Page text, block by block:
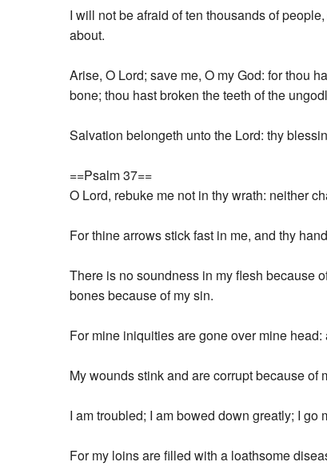
I will not be afraid of ten thousands of
about.
Arise, O Lord; save me, O my God: for thou
bone; thou hast broken the teeth of the
Salvation belongeth unto the Lord: thy
==Psalm 37==
O Lord, rebuke me not in thy wrath: neither
For thine arrows stick fast in me, and thy
There is no soundness in my flesh because
bones because of my sin.
For mine iniquities are gone over mine
My wounds stink and are corrupt because of
I am troubled; I am bowed down greatly; I go
For my loins are filled with a loathsome